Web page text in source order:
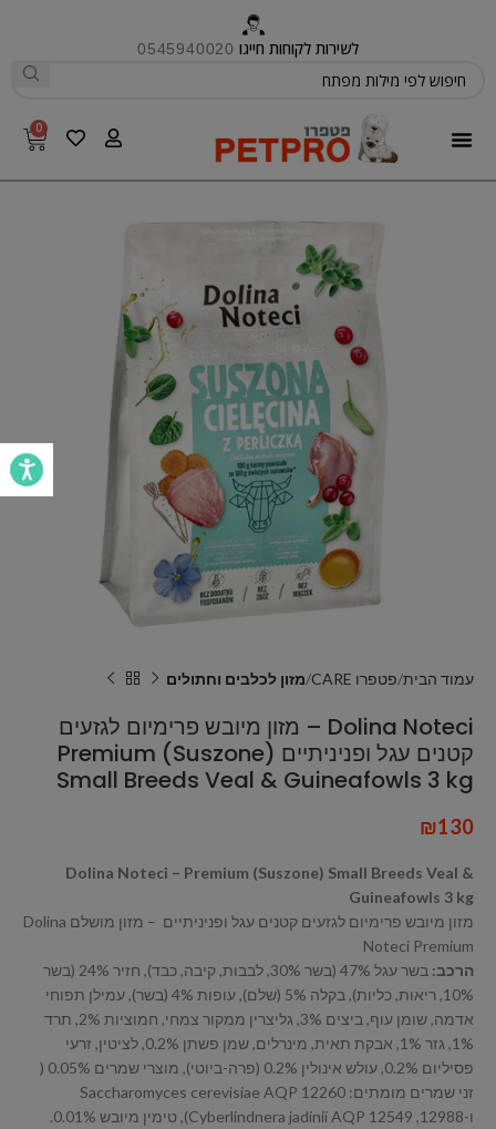
לשירות לקוחות חייגו 0545940020
0
עמוד הבית פטפרו CARE מזון לכלבים וחתולים
Dolina Noteci – מזון מיובש פרימיום לגזעים
קטנים עגל ופניניתיים Premium (Suszone)
Small Breeds Veal & Guineafowls 3 kg
₪130
Dolina Noteci – Premium (Suszone) Small Breeds Veal &
Guineafowls 3 kg
מזון מיובש פרימיום לגזעים קטנים עגל ופניניתיים – מזון מושלם Dolina
Noteci Premium
הרכב:
בשר עגל 47% (בשר 30%, לבבות, קיבה, כבד), חזיר 24% (בשר
10%, ריאות, כליות), בקלה 5% (שלם), עופות 4% (בשר), עמילן תפוחי
אדמה, שומן עוף, ביצים 3%, גליצרין ממקור צמחי, חמוציות 2%, תרד
1%, גזר 1%, אבקת תאית, מינרלים, שמן פשתן 0.2%, לציטין, זרעי
פסיליום 0.2%, עולש אינולין 0.2% (פרה-ביוטי), מוצרי שמרים 0.05% (
זני שמרים מומתים: Saccharomyces cerevisiae AQP 12260
ו-12988, Cyberlindnera jadinii AQP 12549), טימין מיובש 0.01%.